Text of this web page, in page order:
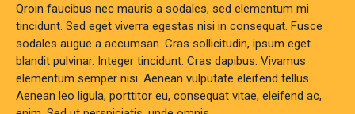
Qroin faucibus nec mauris a sodales, sed elementum mi
tincidunt. Sed eget viverra egestas nisi in consequat. Fusce
sodales augue a accumsan. Cras sollicitudin, ipsum eget
blandit pulvinar. Integer tincidunt. Cras dapibus. Vivamus
elementum semper nisi. Aenean vulputate eleifend tellus.
Aenean leo ligula, porttitor eu, consequat vitae, eleifend ac,